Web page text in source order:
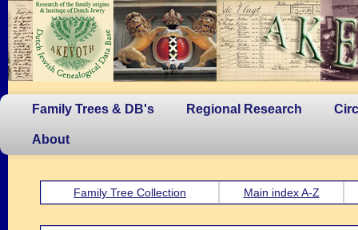
Family Trees & DB's Regional Research
About
Family Tree Collection Main index A-Z